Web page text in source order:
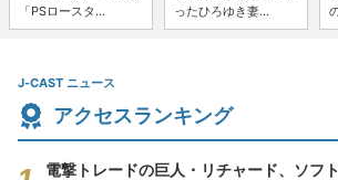
「PSロースタ...
ったひろゆき妻...
J-CAST ニュース
アクセスランキング
電撃トレードの巨人・リチャード、ソフ